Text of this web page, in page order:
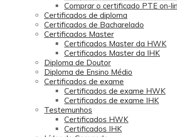
Comprar o certificado PTE on-
Certificados de diploma
Certificados de Bacharelado
Certificados Master
Certificados Master da HWK
Certificados Master da IHK
Diploma de Doutor
Diploma de Ensino Médio
Certificados de exame
Certificados de exame HWK
Certificados de exame IHK
Testemunhos
Certificados HWK
Certificados IHK